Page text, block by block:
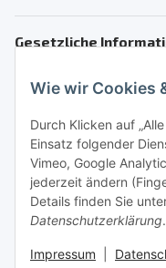
Gesetzliche
Kundenservice
Telefon: +41 71 554 2740
Email: info@auto-
Sie benötigen Hilfe?
Sicher Einkaufen
Wie wir Cookies
Durch Klicken auf
Einsatz folgender
Vimeo, Google
jederzeit ändern
Details finden Sie
Datenschutzerklärung.
Impressum